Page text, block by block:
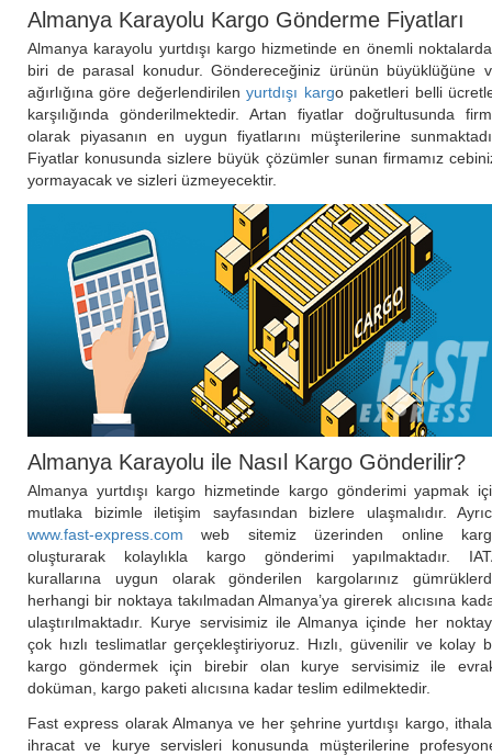
Almanya Karayolu Kargo Gönderme Fiyatları
Almanya karayolu yurtdışı kargo hizmetinde en önemli
biri de parasal konudur. Göndereceğiniz ürünün büyüklüğüne
ağırlığına göre değerlendirilenyurtdışı kargo paketleri belli
karşılığında gönderilmektedir. Artan fiyatlar doğrultusunda
olarak piyasanın en uygun fiyatlarını müşterilerine
Fiyatlar konusunda sizlere büyük çözümler sunan firmamız
yormayacak ve sizleri üzmeyecektir.
Almanya Karayolu ile Nasıl Kargo Gönderilir?
Almanya yurtdışı kargo hizmetinde kargo gönderimi yapmak
mutlaka bizimle iletişim sayfasından bizlere ulaşmalıdır.
www.fast-express.com web sitemiz üzerinden online
oluşturarak kolaylıkla kargo gönderimi yapılmaktadır.
kurallarına uygun olarak gönderilen kargolarınız
herhangi bir noktaya takılmadan Almanya’ya girerek alıcısına
ulaştırılmaktadır. Kurye servisimiz ile Almanya içinde her
çok hızlı teslimatlar gerçekleştiriyoruz. Hızlı, güvenilir ve kolay
kargo göndermek için birebir olan kurye servisimiz ile
doküman, kargo paketi alıcısına kadar teslim edilmektedir.
Fast express olarak Almanya ve her şehrine yurtdışı kargo,
ihracat ve kurye servisleri konusunda müşterilerine